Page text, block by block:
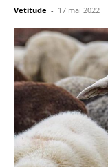
Vetitude - 17 mai 2022